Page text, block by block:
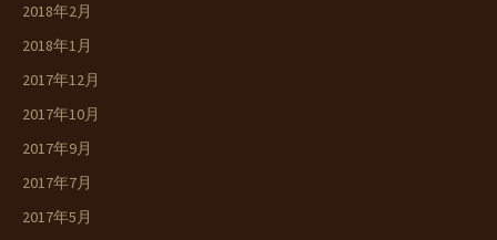
2018年2月
2018年1月
2017年12月
2017年10月
2017年9月
2017年7月
2017年5月